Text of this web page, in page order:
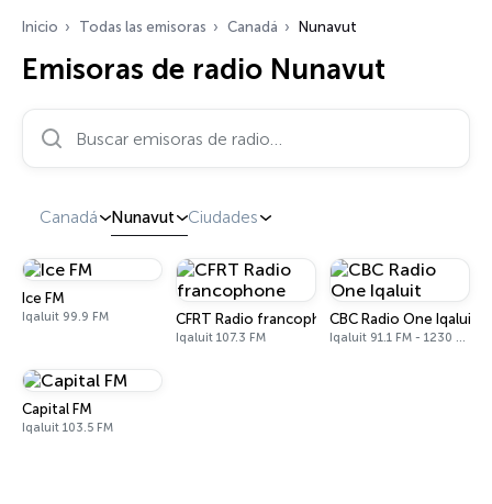
Inicio Todas las emisoras Canadá Nunavut
Emisoras de radio Nunavut
Buscar emisoras de radio…
Canadá Nunavut Ciudades
Ice FM
Iqaluit 99.9 FM CFRT Radio francophone
Iqaluit 107.3 FM
CBC Radio One Iqaluit
Iqaluit 91.1 FM - 1230 AM
Capital FM
Iqaluit 103.5 FM